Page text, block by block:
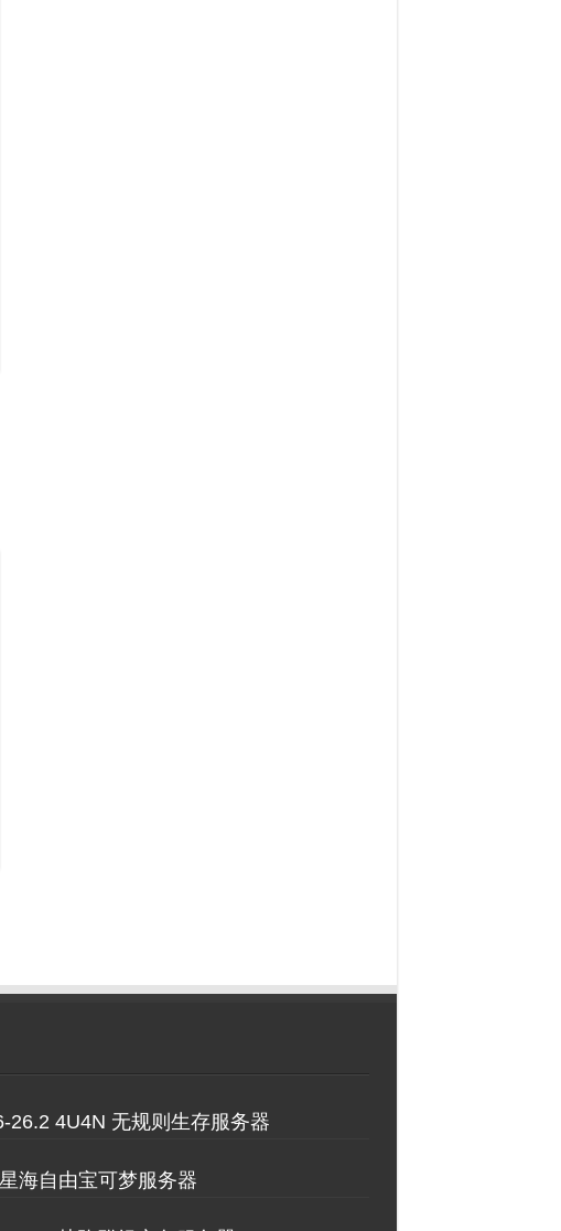
26.2 4U4N 无规则生存服务器
海自由宝可梦服务器